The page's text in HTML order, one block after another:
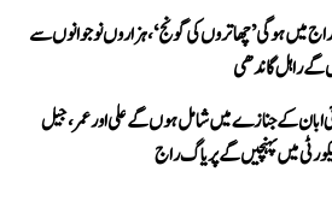
میں ہوگی ’چھاتروں کی گونج‘، ہزاروں نوجوانوں سے
گے راہل گاندھی
ابان کے جنازے میں شامل ہوں گے علی اور عمر، جیل
میں پہنچیں گے پریاگ راج